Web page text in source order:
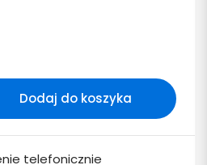
Dodaj do koszyka
telefonicznie